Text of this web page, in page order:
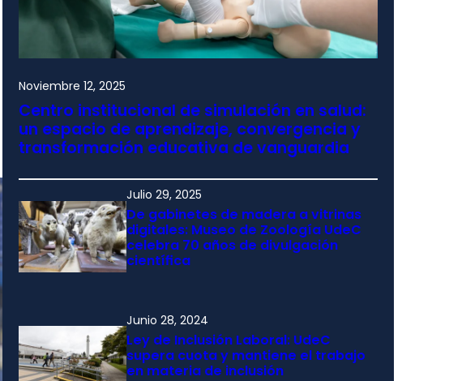
Noviembre 12, 2025
Centro institucional de simulación en salud:
un espacio de aprendizaje, convergencia y
transformación educativa de vanguardia
Julio 29, 2025
De gabinetes de madera a vitrinas
digitales: Museo de Zoología UdeC
celebra 70 años de divulgación
científica
Junio 28, 2024
Ley de Inclusión Laboral: UdeC
supera cuota y mantiene el trabajo
en materia de inclusión